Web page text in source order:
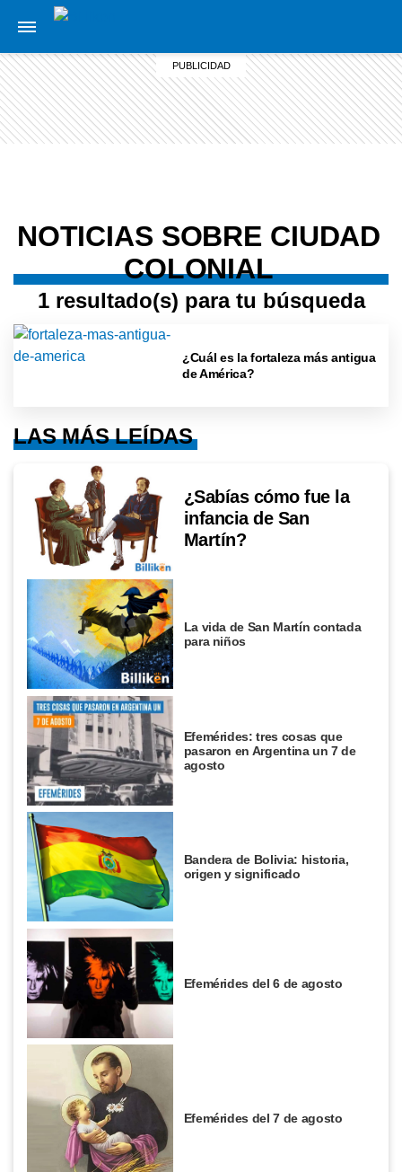
NOTICIAS SOBRE CIUDAD
COLONIAL
1 resultado(s) para tu búsqueda
¿Cuál es la fortaleza más antigua
de América?
LAS MÁS LEÍDAS
¿Sabías cómo fue la
infancia de San
Martín?
La vida de San Martín contada
para niños
Efemérides: tres cosas que
pasaron en Argentina un 7 de
agosto
Bandera de Bolivia: historia,
origen y significado
Efemérides del 6 de agosto
Efemérides del 7 de agosto